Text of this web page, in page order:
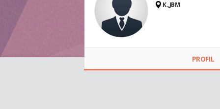
K.,JBM
PROFIL